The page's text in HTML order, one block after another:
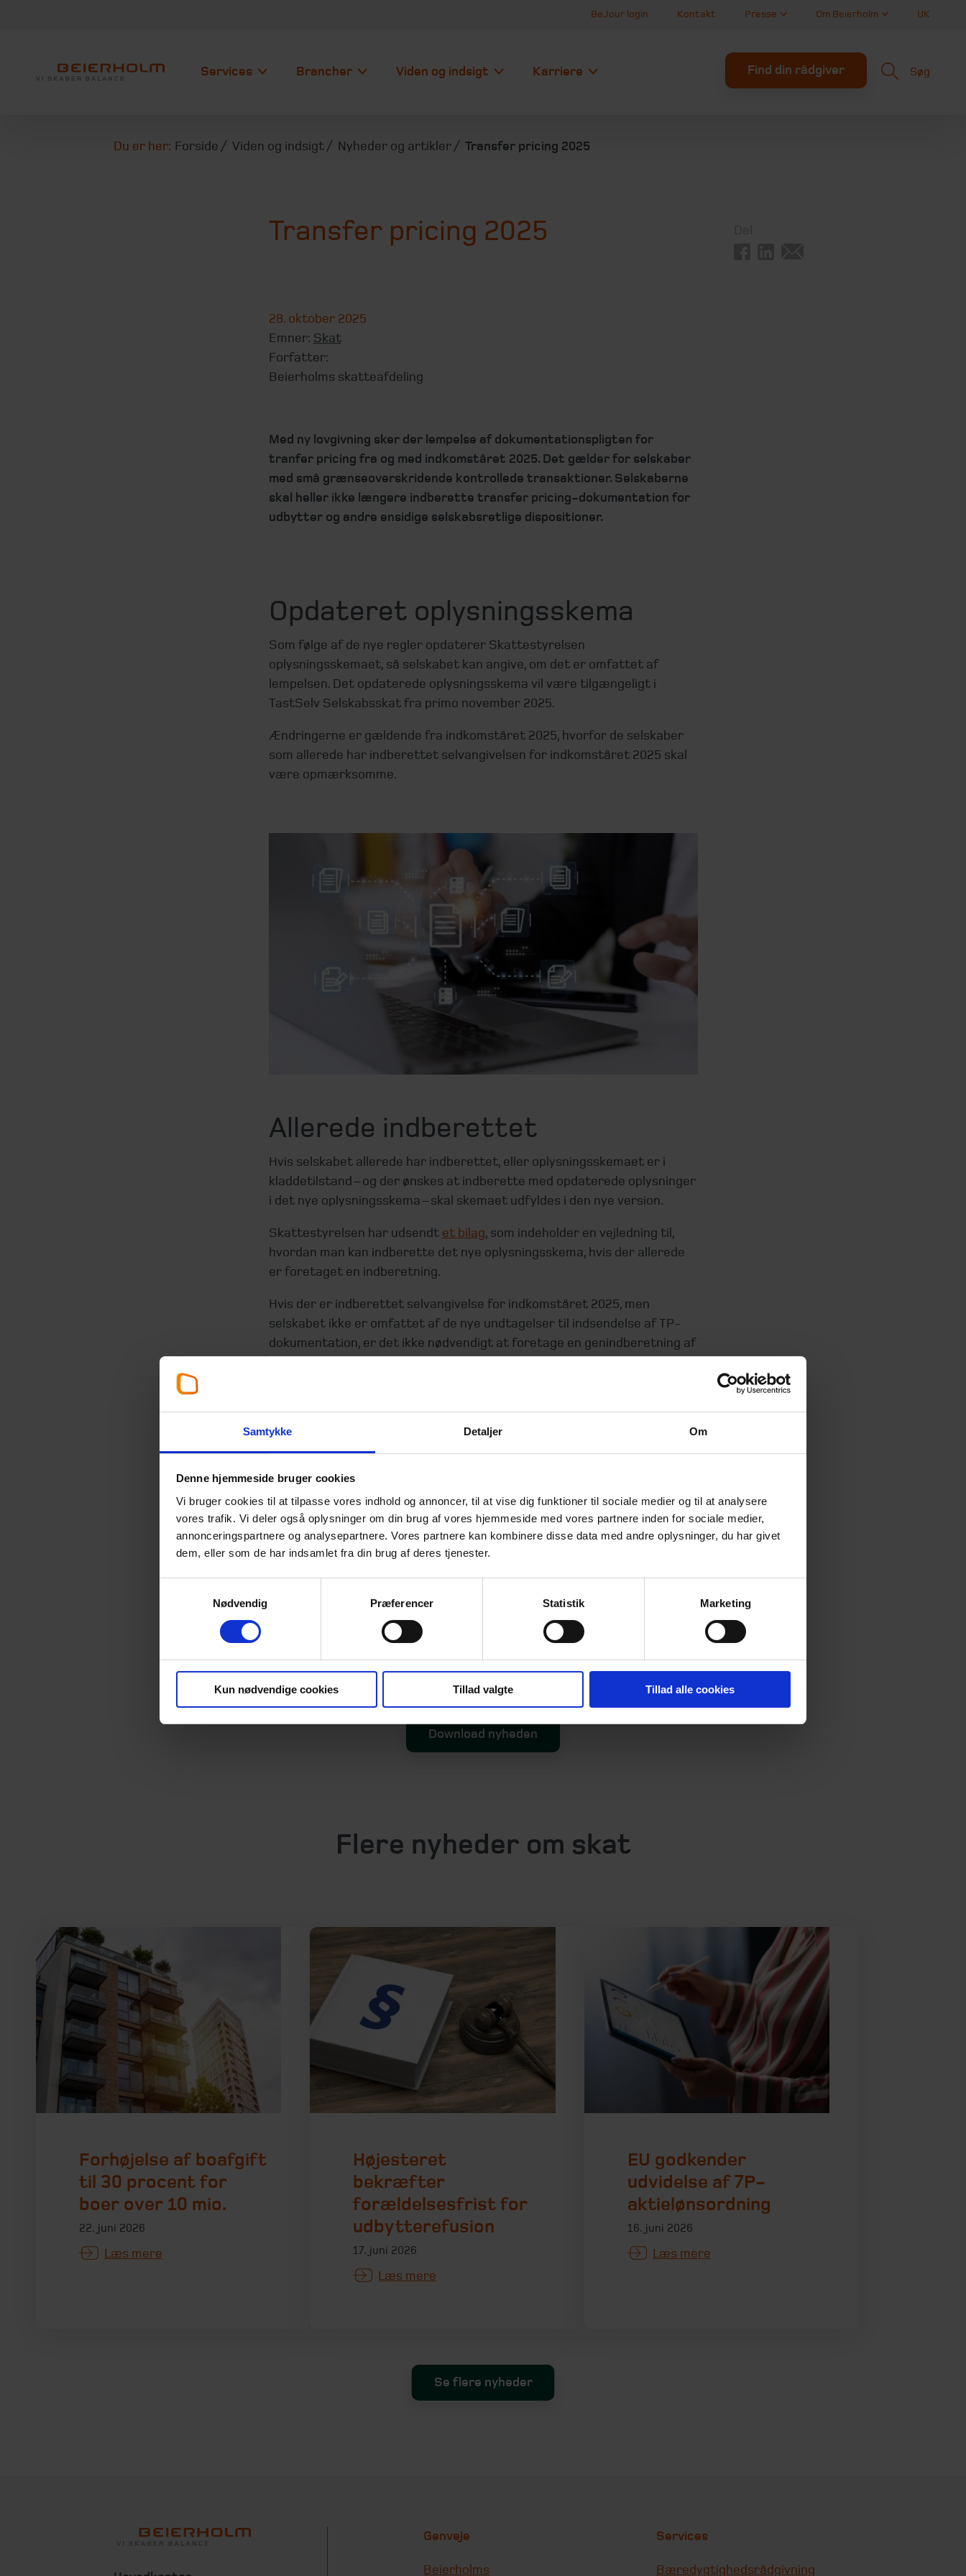
Samtykke Detaljer Om
Denne hjemmeside bruger cookies
Vi bruger cookies til at tilpasse vores indhold og annoncer, til at vise dig funktioner til sociale medier og til at analysere
vores trafik. Vi deler også oplysninger om din brug af vores hjemmeside med vores partnere inden for sociale medier,
annonceringspartnere og analysepartnere. Vores partnere kan kombinere disse data med andre oplysninger, du har givet
dem, eller som de har indsamlet fra din brug af deres tjenester.
Nødvendig
Præferencer Statistik Marketing
Kun nødvendige cookies Tillad valgte Tillad alle cookies
BeJour login Kontakt Presse Om Beierholm UK
Services Brancher Viden og indsigt Karriere Find din rådgiver Søg
Du er her: Forside Viden og indsigt Nyheder og artikler Transfer pricing 2025
Transfer pricing 2025
28. oktober 2025
Emner: Skat
Forfatter:
Beierholms skatteafdeling
Med ny lovgivning sker der lempelse af dokumentationspligten for
tranfer pricing fra og med indkomståret 2025. Det gælder for selskaber
med små grænseoverskridende kontrollede transaktioner. Selskaberne
skal heller ikke længere indberette transfer pricing-dokumentation for
udbytter og andre ensidige selskabsretlige dispositioner.
Opdateret oplysningsskema
Som følge af de nye regler opdaterer Skattestyrelsen
oplysningsskemaet, så selskabet kan angive, om det er omfattet af
lempelsen. Det opdaterede oplysningsskema vil være tilgængeligt i
TastSelv Selskabsskat fra primo november 2025.
Ændringerne er gældende fra indkomståret 2025, hvorfor de selskaber
som allerede har indberettet selvangivelsen for indkomståret 2025 skal
være opmærksomme.
Allerede indberettet
Hvis selskabet allerede har indberettet, eller oplysningsskemaet er i
kladdetilstand – og der ønskes at indberette med opdaterede oplysninger
i det nye oplysningsskema – skal skemaet udfyldes i den nye version.
Skattestyrelsen har udsendt et bilag, som indeholder en vejledning til,
hvordan man kan indberette det nye oplysningsskema, hvis der allerede
er foretaget en indberetning.
Hvis der er indberettet selvangivelse for indkomståret 2025, men
selskabet ikke er omfattet af de nye undtagelser til indsendelse af TP-
dokumentation, er det ikke nødvendigt at foretage en genindberetning af
Afsluttende bemærkning
Hvis et selskab for indkomståret 2025 er omfattet af ny lovgivning om
i DIAS, kan der sendes en mail til
kontrolledetransaktioner@sktst.dk
Har du spørgsmål til opdateringer til selvangivelsen eller brug for
rådgivning, er du velkommen til at kontakte
Beierholms skatteafdeling.
Find din rådgiver
Download nyheden
Flere nyheder om skat
Forhøjelse af boafgift
til 30 procent for
boer over 10 mio.
22. juni 2026
Læs mere
Højesteret
bekræfter
forældelsesfrist for
udbytterefusion
17. juni 2026
Læs mere
EU godkender
udvidelse af 7P-
aktielønsordning
16. juni 2026
Læs mere
Se flere nyheder
Genveje
Beierholms
Services
Bæredygtighedsrådgivning